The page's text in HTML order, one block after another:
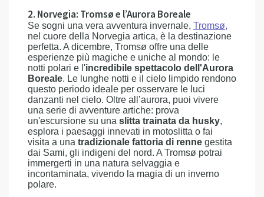
2. Norvegia: Tromsø e l’Aurora Boreale
Se sogni una vera avventura invernale, Tromsø,
nel cuore della Norvegia artica, è la destinazione
perfetta. A dicembre, Tromsø offre una delle
esperienze più magiche e uniche al mondo: le
notti polari e l'incredibile spettacolo dell'Aurora
Boreale. Le lunghe notti e il cielo limpido rendono
questo periodo ideale per osservare le luci
danzanti nel cielo. Oltre all’aurora, puoi vivere
una serie di avventure artiche: prova
un'escursione su una slitta trainata da husky,
esplora i paesaggi innevati in motoslitta o fai
visita a una tradizionale fattoria di renne gestita
dai Sami, gli indigeni del nord. A Tromsø potrai
immergerti in una natura selvaggia e
incontaminata, vivendo la magia di un inverno
polare.